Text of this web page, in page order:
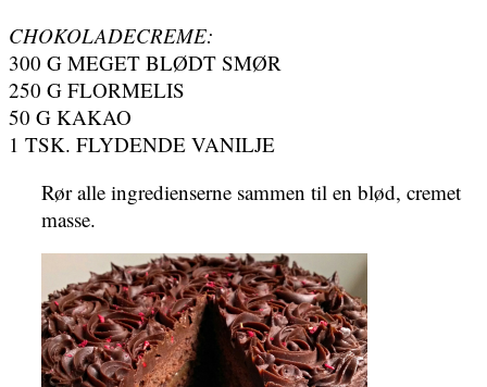
CHOKOLADECREME:
300 G MEGET BLØDT SMØR
250 G FLORMELIS
50 G KAKAO
1 TSK. FLYDENDE VANILJE
Rør alle ingredienserne sammen til en blød, cremet
masse.